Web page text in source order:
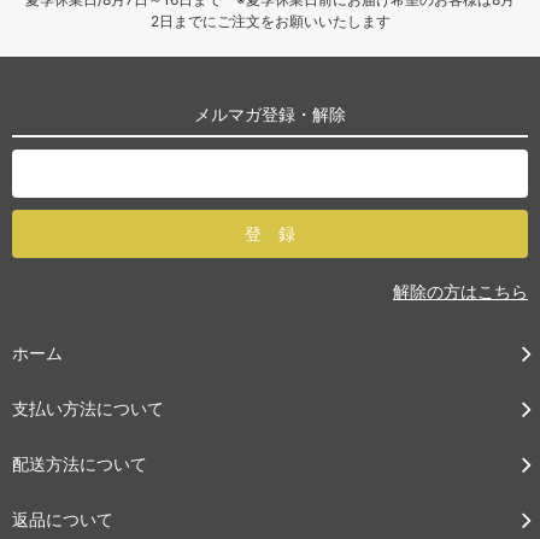
2日までにご注文をお願いいたします
メルマガ登録・解除
解除の方はこちら
ホーム
支払い方法について
配送方法について
返品について